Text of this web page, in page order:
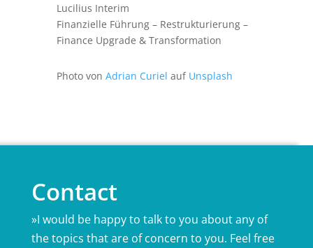
Lucilius Interim
Finanzielle Führung – Restrukturierung –
Finance Upgrade & Transformation
Photo von Adrian Curiel auf Unsplash
Contact
»I would be happy to talk to you about any of
the topics that are of concern to you. Feel free